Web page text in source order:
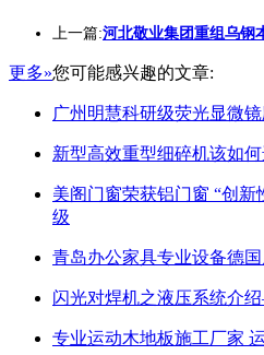
上一篇:河北敬业集团重组乌钢
更多»您可能感兴趣的文章:
广州明慧科研级荧光显微
新型高效重型细碎机该如
美阁门窗荣获铝门窗 “创
级
青岛办公家具专业设备德
闪光对焊机之液压系统介
专业运动木地板施工厂家